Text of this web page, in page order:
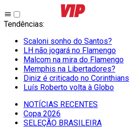
Tendências:
Scaloni sonho do Santos?
LH não jogará no Flamengo
Malcom na mira do Flamengo
Memphis na Libertadores?
Diniz é criticado no Corinthians
Luís Roberto volta à Globo
NOTÍCIAS RECENTES
Copa 2026
SELEÇÃO BRASILEIRA